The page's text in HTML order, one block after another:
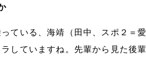
ている、海靖（田中、スポ２＝愛
していますね。先輩から見た後